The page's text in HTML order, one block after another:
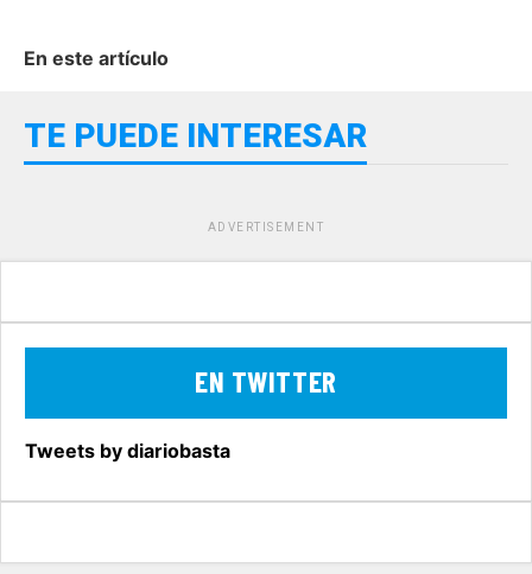
En este artículo
TE PUEDE INTERESAR
ADVERTISEMENT
EN TWITTER
Tweets by diariobasta